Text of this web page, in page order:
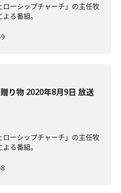
ーシップチャーチ」の主任牧
る番組。
り物 2020年8月9日 放送
ーシップチャーチ」の主任牧
る番組。